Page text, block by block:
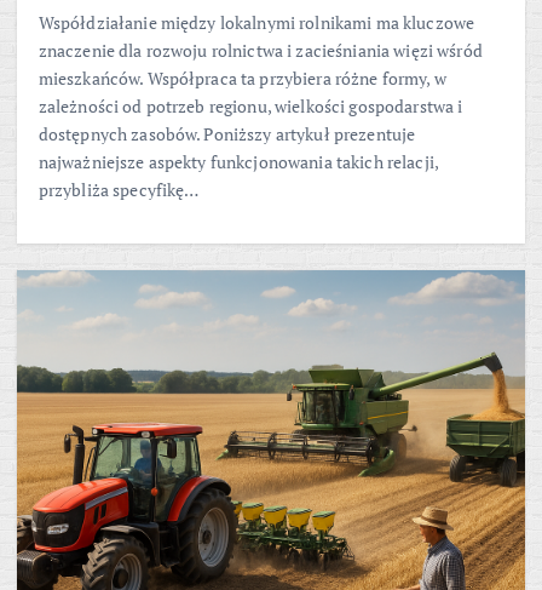
Współdziałanie między lokalnymi rolnikami ma kluczowe
znaczenie dla rozwoju rolnictwa i zacieśniania więzi wśród
mieszkańców. Współpraca ta przybiera różne formy, w
zależności od potrzeb regionu, wielkości gospodarstwa i
dostępnych zasobów. Poniższy artykuł prezentuje
najważniejsze aspekty funkcjonowania takich relacji,
przybliża specyfikę…